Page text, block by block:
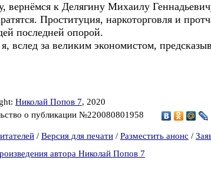
вернёмся к Делягину Михаилу
Проституция, наркоторговля и
последней опорой.
вслед за великим экономистом,
Николай Попов 7, 2020
о публикации №220080801958
/ Версия для печати / Разместить анонс /
автора Николай Попов 7